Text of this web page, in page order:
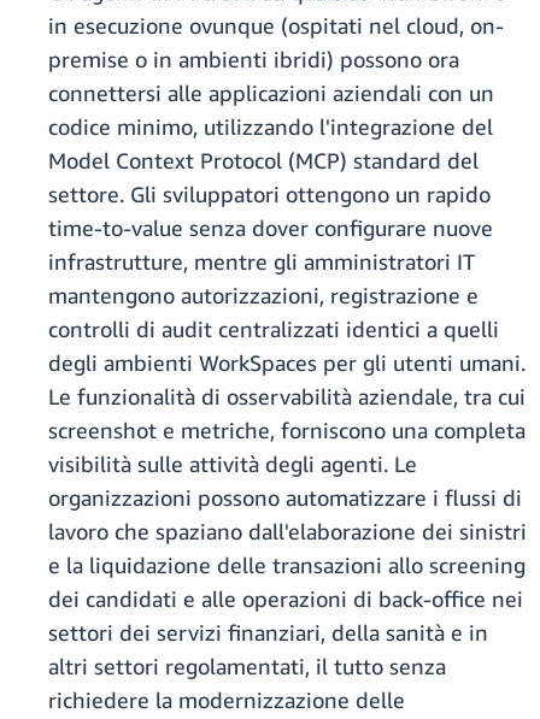
in esecuzione ovunque (ospitati nel cloud, on-
premise o in ambienti ibridi) possono ora
connettersi alle applicazioni aziendali con un
codice minimo, utilizzando l'integrazione del
Model Context Protocol (MCP) standard del
settore. Gli sviluppatori ottengono un rapido
time-to-value senza dover configurare nuove
infrastrutture, mentre gli amministratori IT
mantengono autorizzazioni, registrazione e
controlli di audit centralizzati identici a quelli
degli ambienti WorkSpaces per gli utenti umani.
Le funzionalità di osservabilità aziendale, tra cui
screenshot e metriche, forniscono una completa
visibilità sulle attività degli agenti. Le
organizzazioni possono automatizzare i flussi di
lavoro che spaziano dall'elaborazione dei sinistri
e la liquidazione delle transazioni allo screening
dei candidati e alle operazioni di back-office nei
settori dei servizi finanziari, della sanità e in
altri settori regolamentati, il tutto senza
richiedere la modernizzazione delle